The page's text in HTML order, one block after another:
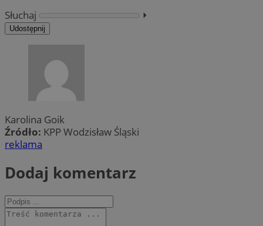
Słuchaj
⏵︎
Udostępnij
Karolina Goik
Źródło: KPP Wodzisław Śląski
reklama
Dodaj komentarz